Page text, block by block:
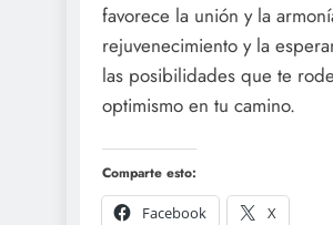
favorece la unión y la
rejuvenecimiento y la
las posibilidades que te
optimismo en tu camino.
Comparte esto:
Facebook
X